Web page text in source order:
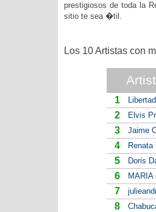
prestigiosos de toda la
sitio te sea �til.
Los 10 Artistas con
1
2 Elvis
3 Jaime
4 Renata
5 Doris
6 MARIA
7
8